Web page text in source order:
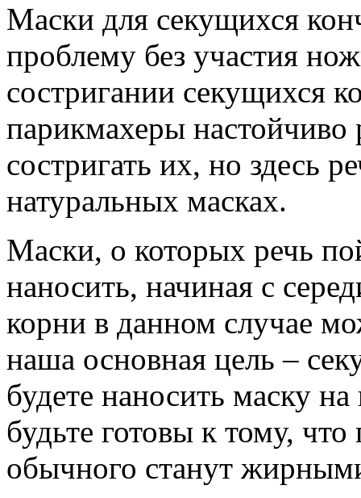
Маски для секущихся
проблему без участия
состригании секущихся
парикмахеры настойчиво
состригать их, но здесь
натуральных масках.
Маски, о которых речь
наносить, начиная с
корни в данном случае
наша основная цель –
будете наносить маску
будьте готовы к тому,
обычного станут